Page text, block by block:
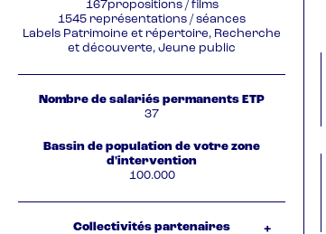
167propositions / films
1545 représentations / séances
Labels Patrimoine et répertoire, Recherche
et découverte, Jeune public
Nombre de salariés permanents ETP
37
Bassin de population de votre zone
d'intervention
100.000
Collectivités partenaires